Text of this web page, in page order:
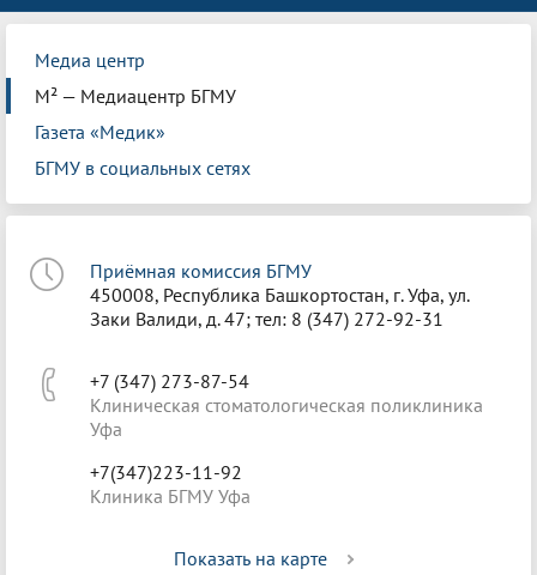
Медиа центр
М² — Медиацентр БГМУ
Газета «Медик»
БГМУ в социальных сетях
Приёмная комиссия БГМУ
450008, Республика Башкортостан, г. Уфа, ул.
Заки Валиди, д. 47; тел: 8 (347) 272-92-31
+7 (347) 273-87-54
Клиническая стоматологическая поликлиника
Уфа
+7(347)223-11-92
Клиника БГМУ Уфа
Показать на карте